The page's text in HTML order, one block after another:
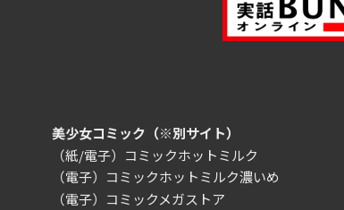
美少女コミック（※別サイト）
（紙/電子）コミックホットミルク
（電子）コミックホットミルク濃いめ
（電子）コミックメガストア